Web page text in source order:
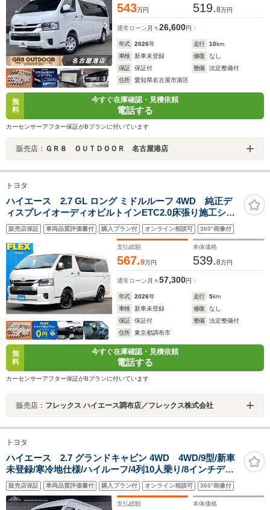
543万円 519.8万円
通常ローン 月々26,600円
年式 2026年 走行 10km
車検
新車未登録 修復
なし
保証
保証付 整備
法定整備付
住所
愛知県名古屋市港区
無
料
今すぐ在庫確認・見積依頼
電話する
カーセンサーアフター保証がBプランに付いています
販売店： ＧＲ８ ＯＵＴＤＯＯＲ 名古屋港店
トヨタ
ハイエース 2.7 GL ロング ミドルルーフ 4WD 純正デ
ィスプレイオーディオビルトインETC2.0床張り施工シー
トカバースマートベッドキットフロントスポイラーオー
バーフェンダーFLEXLEDテールFLEX17インチアルミナ
スカータイヤローダウン
販売店保証 車両品質評価書付 購入プラン付 オンライン相談可 360°画像付
支払総額
567.9万円
本体価格
539.8万円
通常ローン 月々57,300円
年式 2026年 走行 5km
車検
新車未登録 修復
なし
保証
保証付 整備
法定整備付
住所
東京都調布市
無
料
今すぐ在庫確認・見積依頼
電話する
カーセンサーアフター保証がBプランに付いています
販売店： フレックス ハイエース調布店／フレックス株式会社
トヨタ
ハイエース 2.7 グランドキャビン 4WD 4WD/9型/新車
未登録/寒冷地仕様/ハイルーフ/4列10人乗り/8インチディ
スプレイオーディオプラス/パノラミックビューモニター/
デジタルインナーミラー/パワースライドドア/Bi-Beamヘ
ッド
販売店保証 車両品質評価書付 購入プラン付 オンライン相談可 360°画像付
支払総額 本体価格